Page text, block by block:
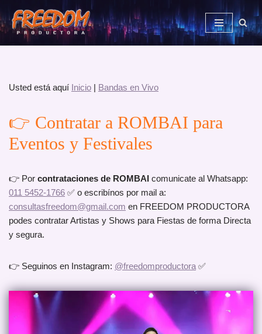
Saltar
al
Usted está aquí Inicio | Bandas en Vivo
👉 Contratar a ROMBAI para
Eventos y Festivales
👉 Por contrataciones de ROMBAI comunicate al Whatsapp:
011 5452-1766 ✅ o escribínos por mail a:
consultasfreedom@gmail.com en FREEDOM PRODUCTORA
podes contratar Artistas y Shows para Fiestas de forma Directa
y segura.
👉 Seguinos en Instagram: @freedomproductora ✅